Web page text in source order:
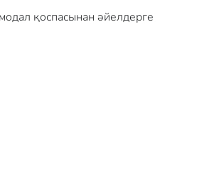
модал қоспасынан әйелдерге